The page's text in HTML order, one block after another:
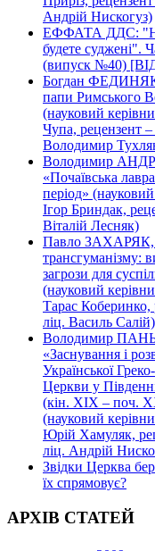
Андрій Нискогуз)
ЕФФАТА ДДС: "Не
будете суджені".
(випуск №40)
Богдан
папи Римського
(науковий
Чупа, рецензент –
Володимир
Володимир
«Почаївська
період»
Ігор Бриндак,
Віталій Лесняк)
Павло ЗАХАРЯК,
трансгуманізму:
загрози для
(науковий
Тарас Коберинко,
ліц. Василь Салій)
Володимир
«Заснування і
Української
Церкви у
(кін. ХІХ – поч.
(науковий
Юрій Хамуляк,
ліц. Андрій
Звідки Церква
їх спрямовує?
АРХІВ СТАТЕЙ